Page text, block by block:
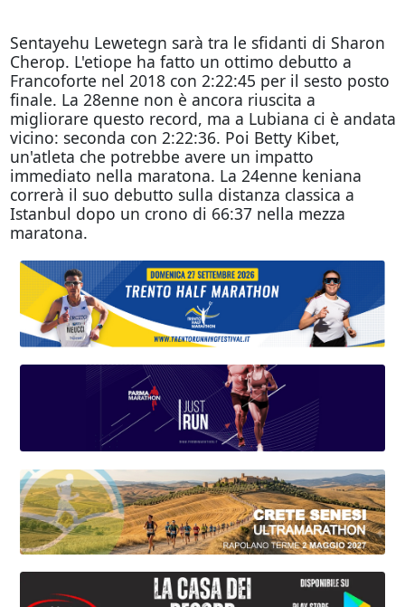
Sentayehu Lewetegn sarà tra le sfidanti di Sharon
Cherop. L'etiope ha fatto un ottimo debutto a
Francoforte nel 2018 con 2:22:45 per il sesto posto
finale. La 28enne non è ancora riuscita a
migliorare questo record, ma a Lubiana ci è andata
vicino: seconda con 2:22:36. Poi Betty Kibet,
un'atleta che potrebbe avere un impatto
immediato nella maratona. La 24enne keniana
correrà il suo debutto sulla distanza classica a
Istanbul dopo un crono di 66:37 nella mezza
maratona.